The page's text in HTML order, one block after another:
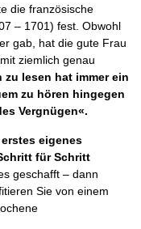
die französische
– 1701) fest. Obwohl
gab, hat die gute Frau
ziemlich genau
lesen hat immer ein
zu hören hingegen
Vergnügen«.
eigenes
für Schritt
geschafft – dann
Sie von einem